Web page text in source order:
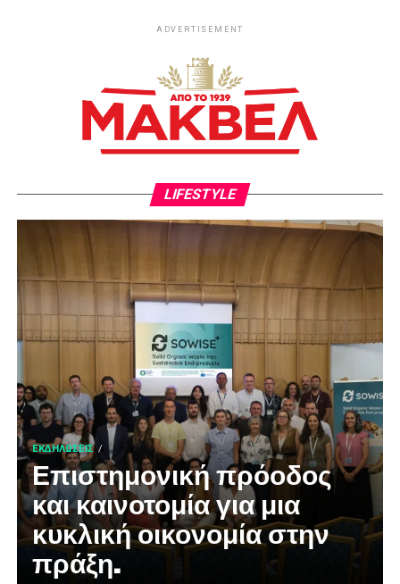
ADVERTISEMENT
LIFESTYLE
ΕΚΔΗΛΏΣΕΙΣ
Επιστημονική πρόοδος
και καινοτομία για μια
κυκλική οικονομία στην
πράξη.